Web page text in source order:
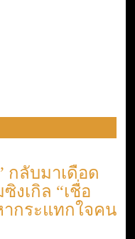
กลับมาเดือด
งเกิล “เชื่อ
ากระแทกใจคน